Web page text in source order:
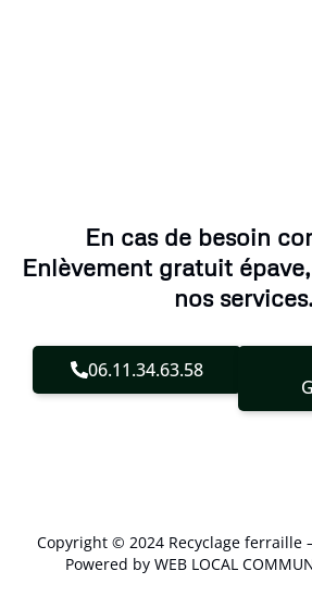
En cas de besoin
Enlèvement gratuit
nos services.
06.11.34.63.58
Copyright © 2024 Recyclage ferraille
Powered by WEB LOCAL